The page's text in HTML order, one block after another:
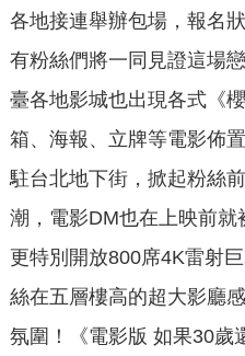
各地接連舉辦包場，報名
有粉絲們將一同見證這場
臺各地影城也出現各式《
箱、海報、立牌等電影佈
駐台北地下街，掀起粉絲
潮，電影DM也在上映前
更特別開放800席4K雷射
絲在五層樓高的超大影廳
氛圍！《電影版 如果30歲